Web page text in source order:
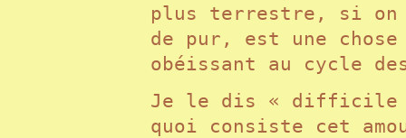
plus terrestre, si on
de pur, est une
obéissant au cycle
Je le dis « difficile
quoi consiste cet